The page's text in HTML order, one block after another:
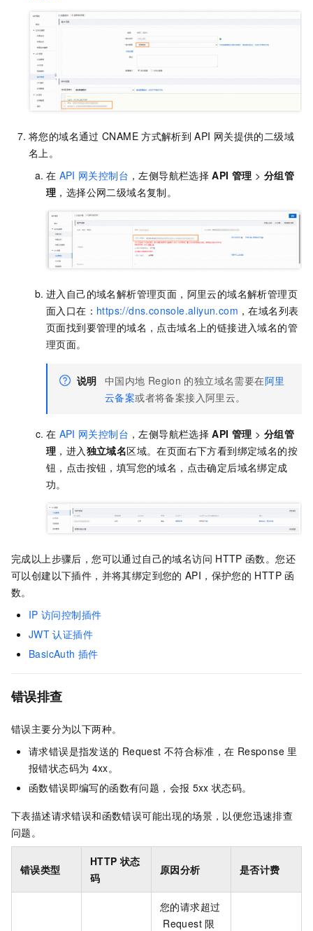
将您的域名通过 CNAME 方式解析到 API 网关提供的二级域
名上。
在 API 网关控制台 ，左侧导航栏选择 API 管理 > 分组管
理 ，选择公网二级域名复制。
进入自己的域名解析管理页面，阿里云的域名解析管理页
面入口在： https://dns.console.aliyun.com ，在域名列表
页面找到要管理的域名，点击域名上的链接进入域名的管
理页面。
说明 中国内地 Region 的独立域名需要在阿里
云备案或者将备案接入阿里云。
在 API 网关控制台 ，左侧导航栏选择 API 管理 > 分组管
理 ，进入 独立域名区域。在页面右下方看到绑定域名的按
钮，点击按钮，填写您的域名，点击确定后域名绑定成
功。
完成以上步骤后，您可以通过自己的域名访问 HTTP 函数。您还
可以创建以下插件，并将其绑定到您的 API，保护您的 HTTP 函
数。
IP 访问控制插件
JWT 认证插件
BasicAuth 插件
错误排查
错误主要分为以下两种。
请求错误是指发送的 Request 不符合标准，在 Response 里
报错状态码为 4xx。
函数错误即编写的函数有问题，会报 5xx 状态码。
下表描述请求错误和函数错误可能出现的场景，以便您迅速排查
问题。
错误类型
HTTP 状态
码
原因分析 是否计费
您的请求超过
Request 限